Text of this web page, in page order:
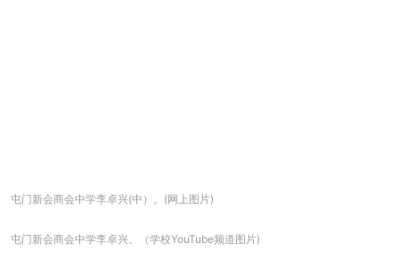
屯门新会商会中学李卓兴(中）。(网上图片)
屯门新会商会中学李卓兴。（学校YouTube频道图片)